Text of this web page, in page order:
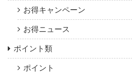
お得キャンペーン
お得ニュース
ポイント類
ポイント